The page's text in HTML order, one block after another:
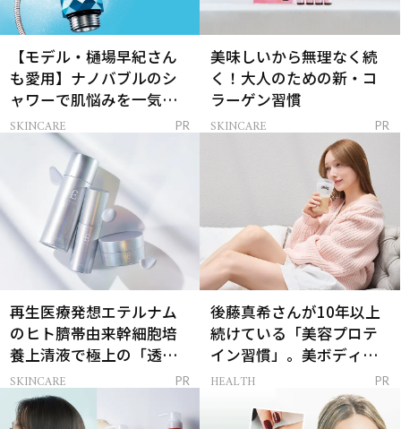
【モデル・樋場早紀さん
も愛用】ナノバブルのシ
ャワーで肌悩みを一気に
解決
SKINCARE PR
美味しいから無理なく続
く！大人のための新・コ
ラーゲン習慣
SKINCARE PR
再生医療発想エテルナム
のヒト臍帯由来幹細胞培
養上清液で極上の「透明
感ハリ肌」へ
SKINCARE PR
後藤真希さんが10年以上
続けている「美容プロテ
イン習慣」。美ボディを
支える朝ルーティンと
HEALTH PR